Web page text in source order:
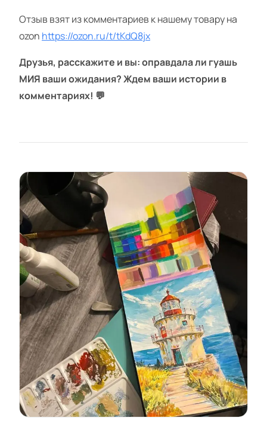
Отзыв взят из комментариев к нашему товару на
ozon https://ozon.ru/t/tKdQ8jx
Друзья, расскажите и вы: оправдала ли гуашь
МИЯ ваши ожидания? Ждем ваши истории в
комментариях! 💬